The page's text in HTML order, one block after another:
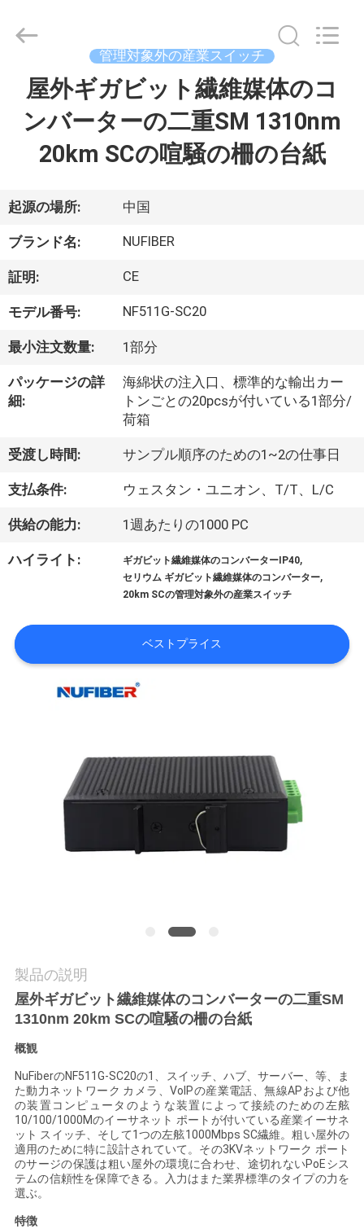
ダ
ク
ト
私
に
い
て
工
行
絡
し
な
さ
い
ニ
ュ
2021
Technology
管理対象外の産業スイッチ
屋外ギガビット繊維媒体のコ
ンバーターの二重SM 1310nm
20km SCの喧騒の柵の台紙
起源の場所: 中国
ブランド名: NUFIBER
証明: CE
モデル番号: NF511G-SC20
最小注文数量: 1部分
パッケージの詳
細:
海綿状の注入口、標準的な輸出カー
トンごとの20pcsが付いている1部分/
荷箱
受渡し時間: サンプル順序のための1~2の仕事日
支払条件: ウェスタン・ユニオン、T/T、L/C
供給の能力: 1週あたりの1000 PC
ハイライト: ギガビット繊維媒体のコンバーターIP40,
セリウム ギガビット繊維媒体のコンバーター,
20km SCの管理対象外の産業スイッチ
ベストプライス
製品の説明
屋外ギガビット繊維媒体のコンバーターの二重SM
1310nm 20km SCの喧騒の柵の台紙
概観
NuFiberのNF511G-SC20の1、スイッチ、ハブ、サーバー、等、ま
た動力ネットワーク カメラ、VoIPの産業電話、無線APおよび他
の装置コンピュータのような装置によって接続のための左舷
10/100/1000Mのイーサネット ポートが付いている産業イーサネ
ット スイッチ、そして1つの左舷1000Mbps SC繊維。粗い屋外の
適用のために特に設計されていて。その3KVネットワーク ポート
のサージの保護は粗い屋外の環境に合わせ、途切れないPoEシス
テムの信頼性を保障できる。入力はまた業界標準のタイプの力を
選ぶ。
特徴